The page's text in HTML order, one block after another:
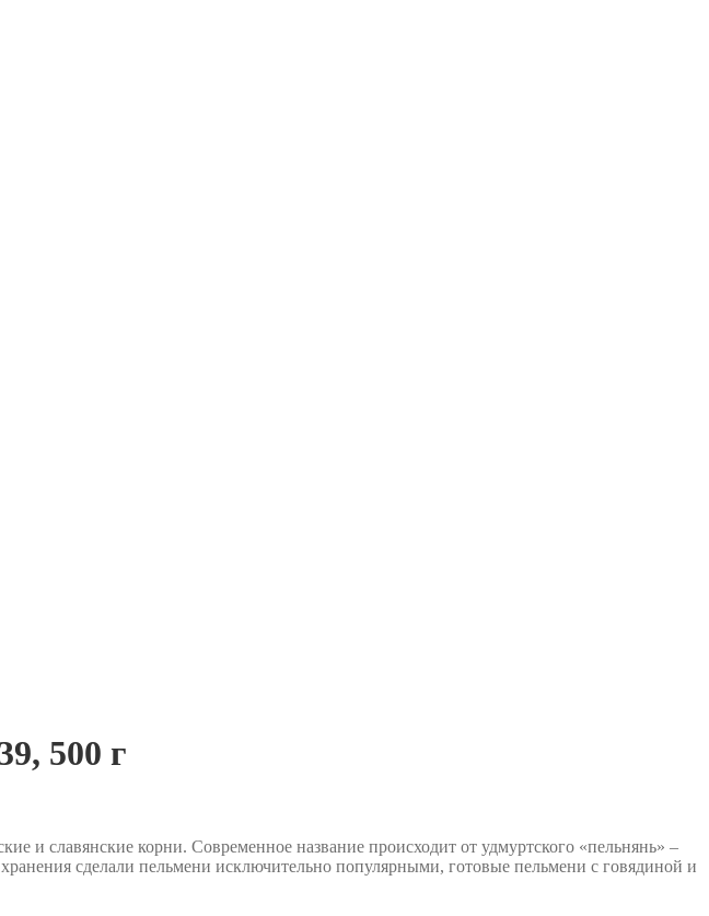
500 г
и славянские корни. Современное название происходит от удмуртского «пельнянь» –
сделали пельмени исключительно популярными, готовые пельмени с говядиной и